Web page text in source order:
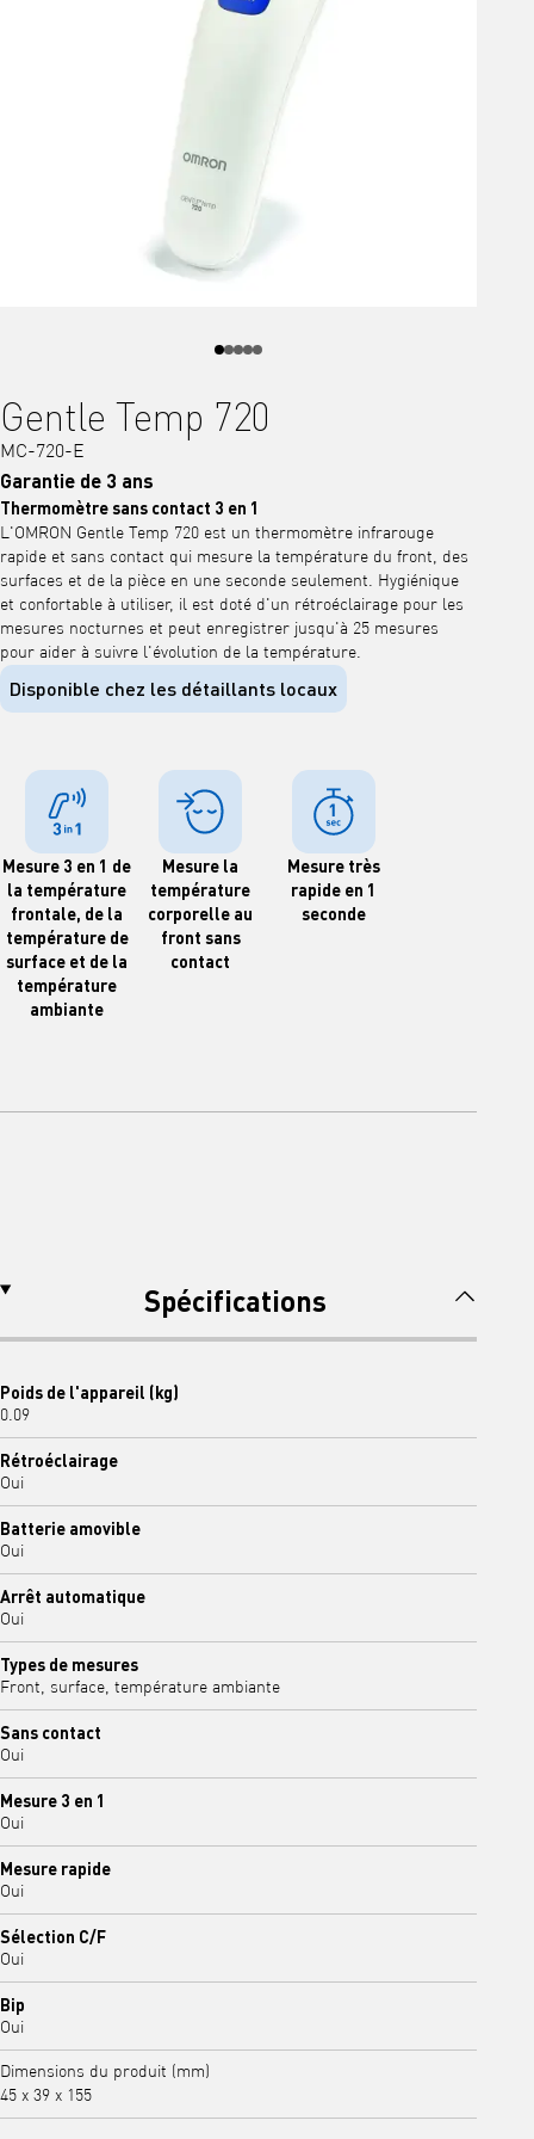
Gentle Temp 720
MC-720-E
Garantie de 3 ans
Thermomètre sans contact 3 en 1
L'OMRON Gentle Temp 720 est un thermomètre infrarouge
rapide et sans contact qui mesure la température du front, des
surfaces et de la pièce en une seconde seulement. Hygiénique
et confortable à utiliser, il est doté d'un rétroéclairage pour les
mesures nocturnes et peut enregistrer jusqu'à 25 mesures
pour aider à suivre l'évolution de la température.
Disponible chez les détaillants locaux
Mesure 3 en 1 de
la température
frontale, de la
température de
surface et de la
température
ambiante
Mesure la
température
corporelle au
front sans
contact
Mesure très
rapide en 1
seconde
Spécifications
Poids de l'appareil (kg)
0.09
Rétroéclairage
Oui
Batterie amovible
Oui
Arrêt automatique
Oui
Types de mesures
Front, surface, température ambiante
Sans contact
Oui
Mesure 3 en 1
Oui
Mesure rapide
Oui
Sélection C/F
Oui
Bip
Oui
Dimensions du produit (mm)
45 x 39 x 155